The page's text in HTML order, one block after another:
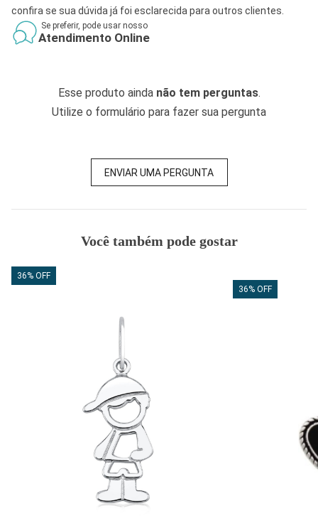
confira se sua dúvida já foi esclarecida para outros clientes.
Se preferir, pode usar nosso
Atendimento Online
Esse produto ainda não tem perguntas.
Utilize o formulário para fazer sua pergunta
ENVIAR UMA PERGUNTA
Você também pode gostar
36% OFF
36% OFF